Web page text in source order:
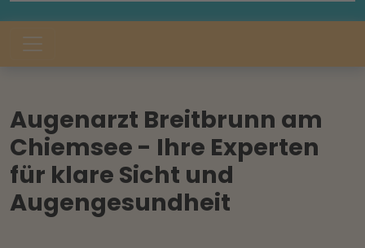
Augenarzt Breitbrunn am
Chiemsee - Ihre Experten
für klare Sicht und
Augengesundheit